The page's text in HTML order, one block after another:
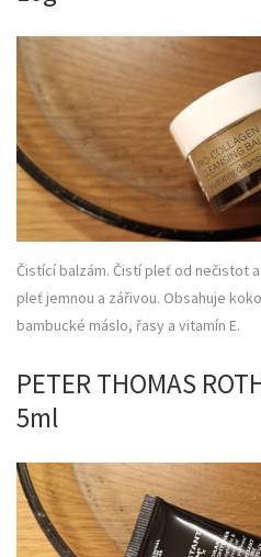
Čistící balzám. Čistí pleť od nečistot
pleť jemnou a zářivou. Obsahuje
bambucké máslo, řasy a vitamín E.
PETER THOMAS
5ml